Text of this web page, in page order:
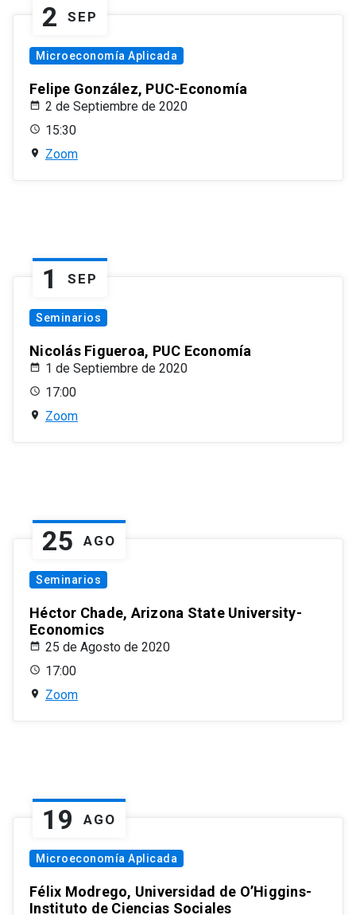
2 SEP
Microeconomía Aplicada
Felipe González, PUC-Economía
2 de Septiembre de 2020
15:30
Zoom
1 SEP
Seminarios
Nicolás Figueroa, PUC Economía
1 de Septiembre de 2020
17:00
Zoom
25 AGO
Seminarios
Héctor Chade, Arizona State University-
Economics
25 de Agosto de 2020
17:00
Zoom
19 AGO
Microeconomía Aplicada
Félix Modrego, Universidad de O’Higgins-
Instituto de Ciencias Sociales